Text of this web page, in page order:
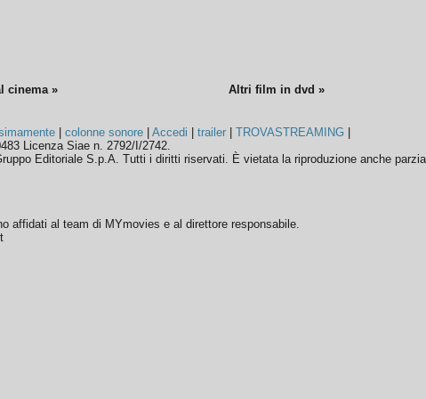
cinema » Altri film in dvd »
|colonne sonore |Accedi |trailer |TROVASTREAMING
Licenza Siae n. 2792/I/2742.
Editoriale S.p.A. Tutti i diritti riservati. È vietata la riproduzione anche
affidati al team di MYmovies e al direttore responsabile.